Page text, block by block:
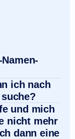
ich nach
und mich
nicht mehr
dann eine